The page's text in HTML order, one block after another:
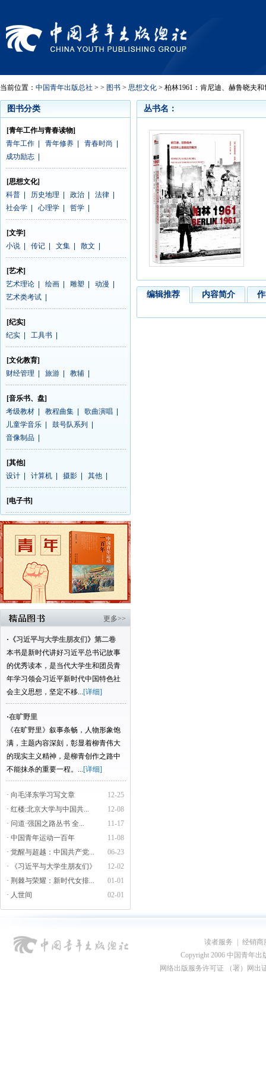
当前位置： 中国青年出版总社 > > 图书 > 思想文化 > 柏林1961：肯尼迪、赫鲁晓夫
图书分类
[青年工作与青春读物]
青年工作
青年修养 青春时尚
成功励志
[思想文化]
科普
历史地理 政治 法律
社会学
心理学 哲学
[文学]
小说
传记 文集 散文
[艺术]
艺术理论
绘画 雕塑 动漫
艺术类考试
[纪实]
纪实
工具书
[文化教育]
财经管理
旅游 教辅
[音乐书、盘]
考级教材
教程曲集 歌曲演唱
儿童学音乐
鼓号队系列
音像制品
[其他]
设计
计算机 摄影 其他
[电子书]
更多>>
· 《习近平与大学生朋友们》第二卷
本书是新时代讲好习近平总书记故事
的优秀读本，是当代大学生和团员青
年学习领会习近平新时代中国特色社
会主义思想，坚定不移...[详细]
·在旷野里
《在旷野里》叙事条畅，人物形象饱
满，主题内容深刻，彰显着柳青伟大
的现实主义精神，是柳青创作之路中
不能抹杀的重要一程。...[详细]
12-25
· 向毛泽东学习写文章
12-08
· 红楼:北京大学与中国共...
11-17
· 问道·强国之路丛书 全...
11-08
· 中国青年运动一百年
06-23
· 觉醒与超越：中国共产党...
12-02
· 《习近平与大学生朋友们》
01-01
· 荆棘与荣耀：新时代女排...
02-01
· 人世间
丛书名：
编辑推荐 内容简介
读者服务
经销商
Copyright 2006 中国青年出
网络出版服务许可证 （署）网出